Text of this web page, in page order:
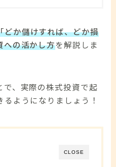
どか儲けすれば、どか損
への活かし方を解説しま
、実際の株式投資で起
ようになりましょう！
CLOSE